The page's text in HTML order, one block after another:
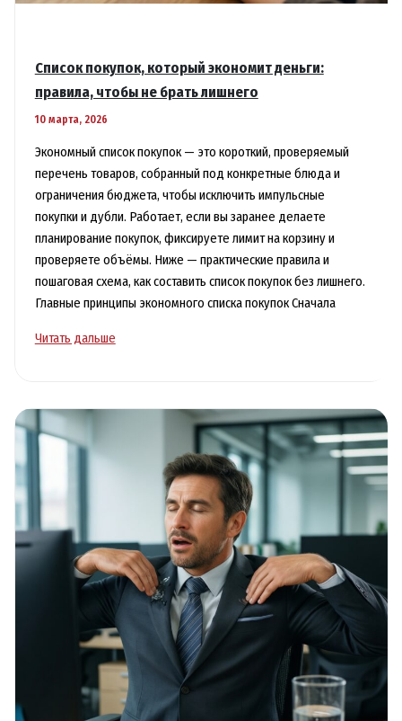
Список покупок, который экономит деньги:
правила, чтобы не брать лишнего
10 марта, 2026
Экономный список покупок — это короткий, проверяемый
перечень товаров, собранный под конкретные блюда и
ограничения бюджета, чтобы исключить импульсные
покупки и дубли. Работает, если вы заранее делаете
планирование покупок, фиксируете лимит на корзину и
проверяете объёмы. Ниже — практические правила и
пошаговая схема, как составить список покупок без лишнего.
Главные принципы экономного списка покупок Сначала
Список
деньги:
правила,
брать
лишнего
Читать дальше